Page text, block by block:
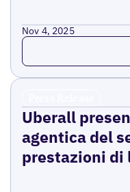
Nov 4, 2025
Read more
Uberall
agentica del
prestazioni di